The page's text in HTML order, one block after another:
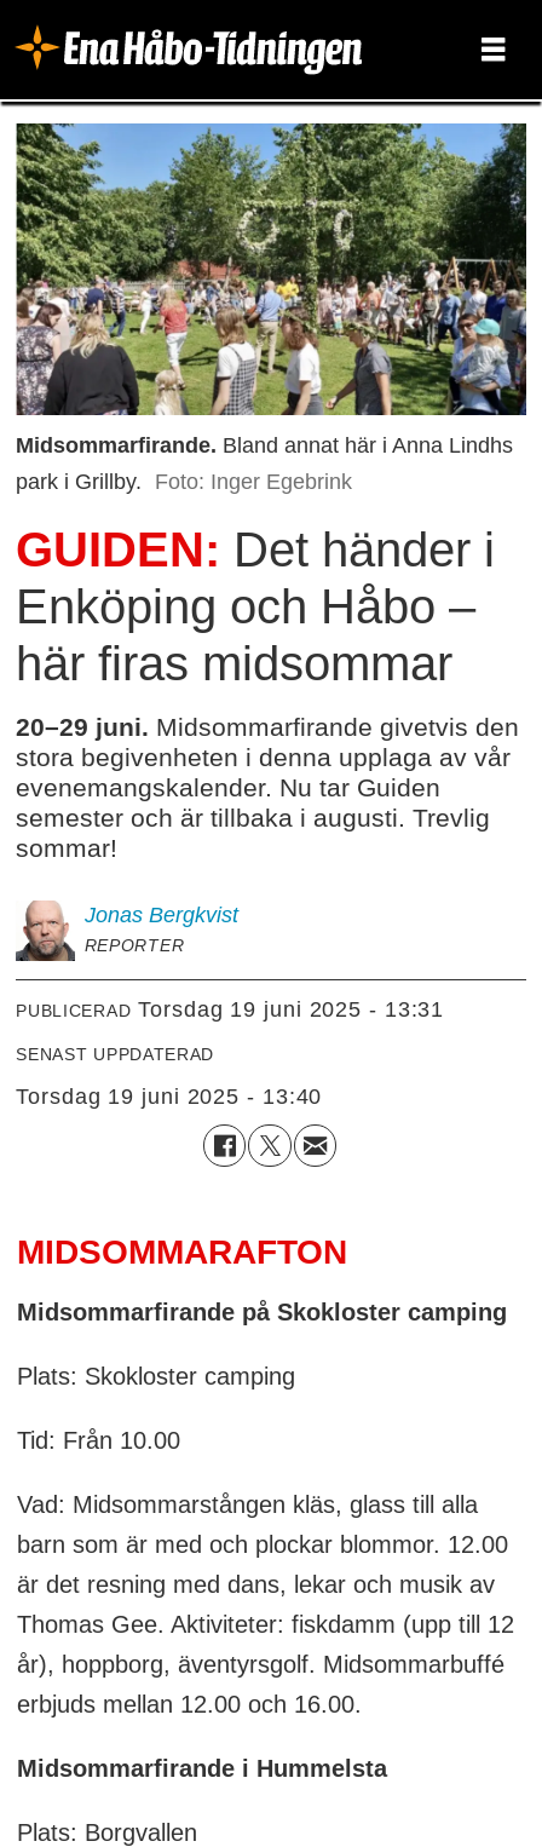
Midsommarfirande. Bland annat här i Anna Lindhs
park i Grillby.
Foto: Inger Egebrink
GUIDEN: Det händer i
Enköping och Håbo –
här firas midsommar
20–29 juni. Midsommarfirande givetvis den
stora begivenheten i denna upplaga av vår
evenemangskalender. Nu tar Guiden
semester och är tillbaka i augusti. Trevlig
sommar!
Jonas Bergkvist
REPORTER
PUBLICERAD torsdag 19 juni 2025 - 13:31
SENAST UPPDATERAD
torsdag 19 juni 2025 - 13:40
MIDSOMMARAFTON
Midsommarfirande på Skokloster camping
Plats: Skokloster camping
Tid: Från 10.00
Vad: Midsommarstången kläs, glass till alla
barn som är med och plockar blommor. 12.00
är det resning med dans, lekar och musik av
Thomas Gee. Aktiviteter: fiskdamm (upp till 12
år), hoppborg, äventyrsgolf. Midsommarbuffé
erbjuds mellan 12.00 och 16.00.
Midsommarfirande i Hummelsta
Plats: Borgvallen